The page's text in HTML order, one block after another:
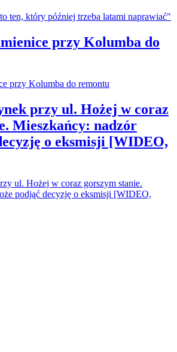
przy Kolumba do
przy ul. Hożej w coraz
Mieszkańcy: nadzór
o eksmisji [WIDEO,